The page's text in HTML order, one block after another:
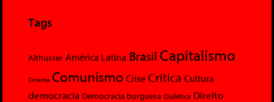
Tags
Althusser América Latina Brasil Capitalismo
Cinema Comunismo Crise Crítica Cultura
democracia Democracia burguesa Dialética Direito